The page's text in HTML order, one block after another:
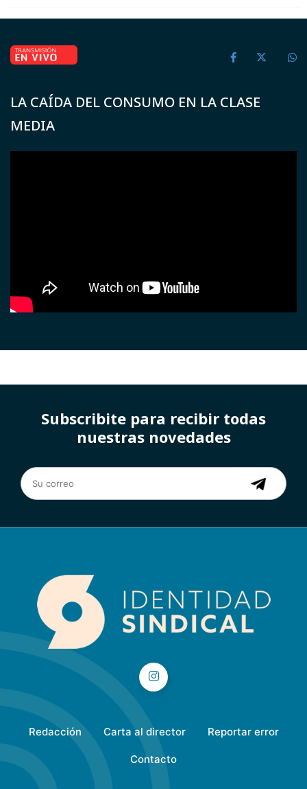
LA CAÍDA DEL CONSUMO EN LA CLASE
MEDIA
Subscribite para recibir todas
nuestras novedades
Redacción Carta al director Reportar error
Contacto